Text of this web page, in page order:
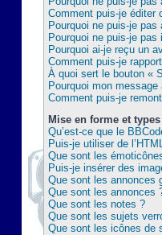
Comment puis-je éditer
Pourquoi ne puis-je
Pourquoi ne puis-je
Pourquoi ai-je reçu un
Comment puis-je
À quoi sert le bouton «
Pourquoi mon message
Comment puis-je
Mise en forme et
Qu’est-ce que le
Puis-je utiliser de
Que sont les
Puis-je insérer des
Que sont les annonces
Que sont les annonces
Que sont les notes ?
Que sont les sujets
Que sont les icônes de